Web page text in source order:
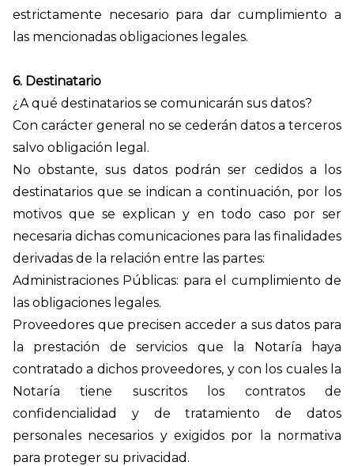
estrictamente necesario para dar cumplimiento a
las mencionadas obligaciones legales.
6. Destinatario
¿A qué destinatarios se comunicarán sus datos?
Con carácter general no se cederán datos a terceros
salvo obligación legal.
No obstante, sus datos podrán ser cedidos a los
destinatarios que se indican a continuación, por los
motivos que se explican y en todo caso por ser
necesaria dichas comunicaciones para las finalidades
derivadas de la relación entre las partes:
Administraciones Públicas: para el cumplimiento de
las obligaciones legales.
Proveedores que precisen acceder a sus datos para
la prestación de servicios que la Notaría haya
contratado a dichos proveedores, y con los cuales la
Notaría tiene suscritos los contratos de
confidencialidad y de tratamiento de datos
personales necesarios y exigidos por la normativa
para proteger su privacidad.